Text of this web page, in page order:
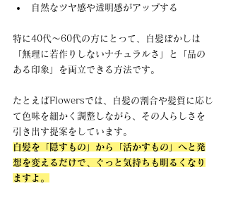
自然なツヤ感や透明感がアップする
特に40代〜60代の方にとって、白髪ぼかしは
「無理に若作りしないナチュラルさ」と「品の
ある印象」を両立できる方法です。
たとえばFlowersでは、白髪の割合や髪質に応じ
て色味を細かく調整しながら、その人らしさを
引き出す提案をしています。
白髪を「隠すもの」から「活かすもの」へと発
想を変えるだけで、ぐっと気持ちも明るくなり
ますよ。